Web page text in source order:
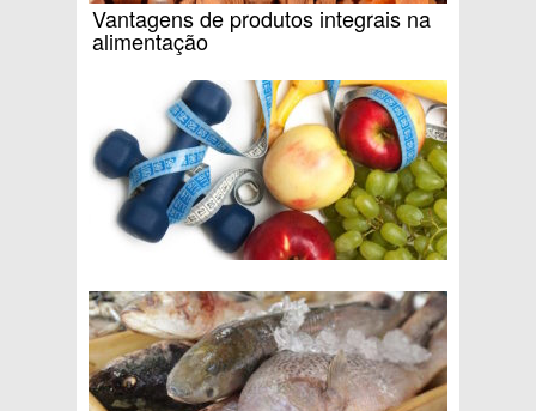
Vantagens de produtos integrais na
alimentação